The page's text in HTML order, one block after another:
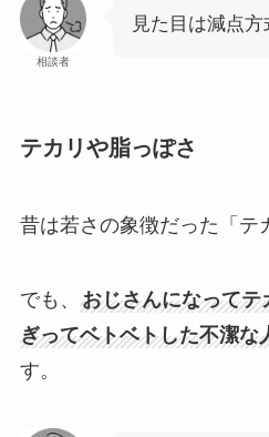
相談者
見た目は減点
テカリや脂っぽさ
昔は若さの象徴だった「テ
でも、 おじさんになってテ
ぎってベトベトした不潔な
す。